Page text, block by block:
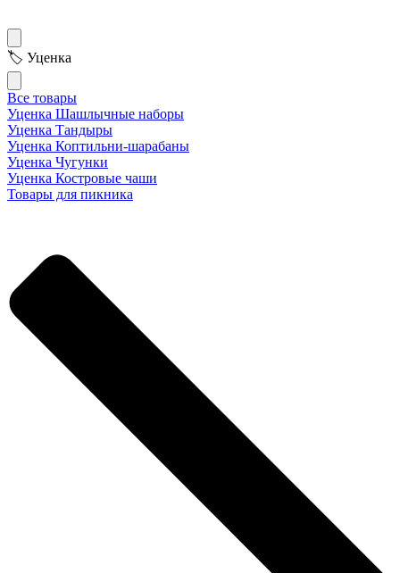
🏷 Уценка
Все товары
Уценка Шашлычные наборы
Уценка Тандыры
Уценка Коптильни-шарабаны
Уценка Чугунки
Уценка Костровые чаши
Товары для пикника